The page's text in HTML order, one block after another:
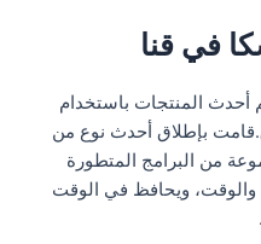
في قنا
أحدث المنتجات باستخدام
بإطلاق أحدث نوع من
من البرامج المتطورة
والوقت، ويحافظ في الوقت